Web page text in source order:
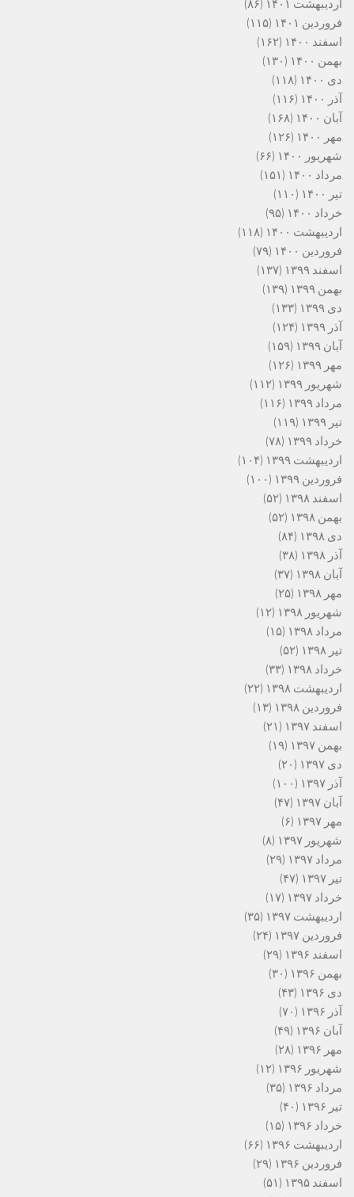
اردیبهشت ۱۴۰۱
(۸۶)
فروردین ۱۴۰۱
(۱۱۵)
اسفند ۱۴۰۰
(۱۶۲)
بهمن ۱۴۰۰
(۱۳۰)
دی ۱۴۰۰
(۱۱۸)
آذر ۱۴۰۰
(۱۱۶)
آبان ۱۴۰۰
(۱۶۸)
مهر ۱۴۰۰
(۱۲۶)
شهریور ۱۴۰۰
(۶۶)
مرداد ۱۴۰۰
(۱۵۱)
تیر ۱۴۰۰
(۱۱۰)
خرداد ۱۴۰۰
(۹۵)
اردیبهشت ۱۴۰۰
(۱۱۸)
فروردین ۱۴۰۰
(۷۹)
اسفند ۱۳۹۹
(۱۳۷)
بهمن ۱۳۹۹
(۱۳۹)
دی ۱۳۹۹
(۱۳۳)
آذر ۱۳۹۹
(۱۲۴)
آبان ۱۳۹۹
(۱۵۹)
مهر ۱۳۹۹
(۱۲۶)
شهریور ۱۳۹۹
(۱۱۲)
مرداد ۱۳۹۹
(۱۱۶)
تیر ۱۳۹۹
(۱۱۹)
خرداد ۱۳۹۹
(۷۸)
اردیبهشت ۱۳۹۹
(۱۰۴)
فروردین ۱۳۹۹
(۱۰۰)
اسفند ۱۳۹۸
(۵۲)
بهمن ۱۳۹۸
(۵۲)
دی ۱۳۹۸
(۸۴)
آذر ۱۳۹۸
(۳۸)
آبان ۱۳۹۸
(۳۷)
مهر ۱۳۹۸
(۲۵)
شهریور ۱۳۹۸
(۱۲)
مرداد ۱۳۹۸
(۱۵)
تیر ۱۳۹۸
(۵۲)
خرداد ۱۳۹۸
(۳۳)
اردیبهشت ۱۳۹۸
(۲۲)
فروردین ۱۳۹۸
(۱۳)
اسفند ۱۳۹۷
(۲۱)
بهمن ۱۳۹۷
(۱۹)
دی ۱۳۹۷
(۲۰)
آذر ۱۳۹۷
(۱۰۰)
آبان ۱۳۹۷
(۴۷)
مهر ۱۳۹۷
(۶)
شهریور ۱۳۹۷
(۸)
مرداد ۱۳۹۷
(۲۹)
تیر ۱۳۹۷
(۴۷)
خرداد ۱۳۹۷
(۱۷)
اردیبهشت ۱۳۹۷
(۳۵)
فروردین ۱۳۹۷
(۲۴)
اسفند ۱۳۹۶
(۲۹)
بهمن ۱۳۹۶
(۳۰)
دی ۱۳۹۶
(۴۳)
آذر ۱۳۹۶
(۷۰)
آبان ۱۳۹۶
(۴۹)
مهر ۱۳۹۶
(۲۸)
شهریور ۱۳۹۶
(۱۲)
مرداد ۱۳۹۶
(۳۵)
تیر ۱۳۹۶
(۴۰)
خرداد ۱۳۹۶
(۱۵)
اردیبهشت ۱۳۹۶
(۶۶)
فروردین ۱۳۹۶
(۲۹)
اسفند ۱۳۹۵
(۵۱)